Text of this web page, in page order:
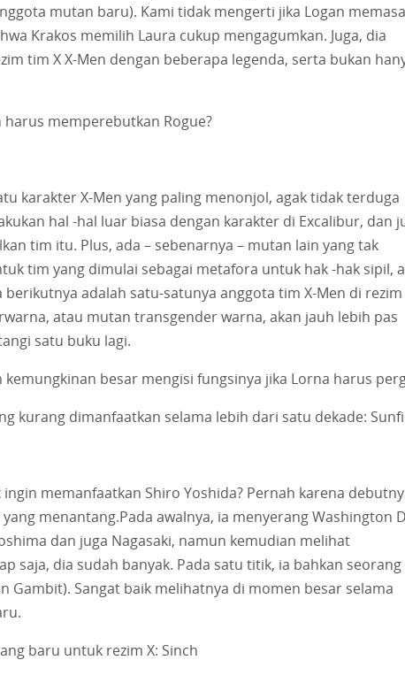
mutan baru). Kami tidak mengerti jika Logan
Krakos memilih Laura cukup mengagumkan. Juga, dia
tim X X-Men dengan beberapa legenda, serta bukan
harus memperebutkan Rogue?
karakter X-Men yang paling menonjol, agak tidak terduga
hal -hal luar biasa dengan karakter di Excalibur, dan
tim itu. Plus, ada – sebenarnya – mutan lain yang tak
tim yang dimulai sebagai metafora untuk hak -hak sipil,
adalah satu-satunya anggota tim X-Men di rezim
atau mutan transgender warna, akan jauh lebih pas
satu buku lagi.
kemungkinan besar mengisi fungsinya jika Lorna harus
kurang dimanfaatkan selama lebih dari satu dekade:
memanfaatkan Shiro Yoshida? Pernah karena
menantang.Pada awalnya, ia menyerang Washington
dan juga Nagasaki, namun kemudian melihat
saja, dia sudah banyak. Pada satu titik, ia bahkan seorang
Gambit). Sangat baik melihatnya di momen besar selama
baru untuk rezim X: Sinch